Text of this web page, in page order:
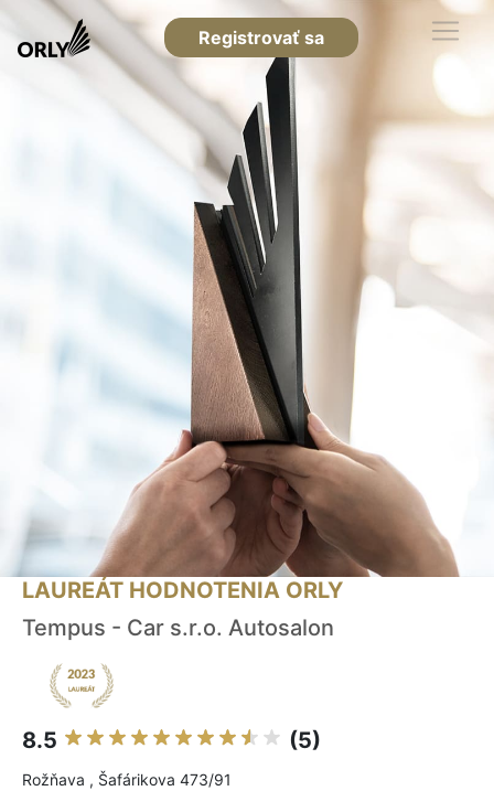
Registrovať sa
LAUREÁT HODNOTENIA ORLY
Tempus - Car s.r.o. Autosalon
8.5 (5)
Rožňava , Šafárikova 473/91